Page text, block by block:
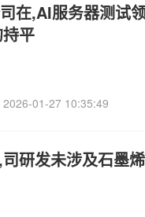
在,AI服务器测试
平
2026-01-27 10:35:49
研发未涉及石墨